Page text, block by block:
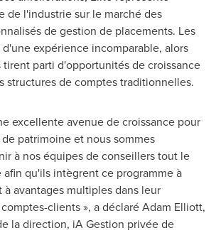
de l'industrie sur le marché des
de gestion de placements. Les
expérience incomparable, alors
parti d'opportunités de croissance
structures de comptes traditionnelles.
excellente avenue de croissance pour
patrimoine et nous sommes
à nos équipes de conseillers tout le
qu'ils intègrent ce programme à
avantages multiples dans leur
clients », a déclaréAdam Elliott,
la direction, iA Gestion privée de